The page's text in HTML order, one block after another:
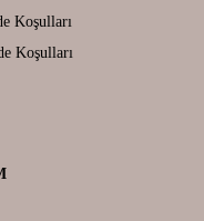
Koşulları
Koşulları